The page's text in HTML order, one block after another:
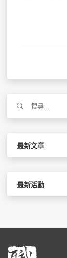
關
最新文章
最新活動